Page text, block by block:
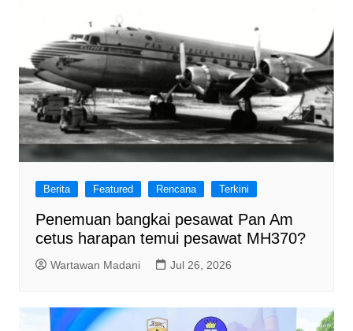
Berita Featured Rencana Terkini
Penemuan bangkai pesawat Pan Am
cetus harapan temui pesawat MH370?
Wartawan Madani Jul 26, 2026